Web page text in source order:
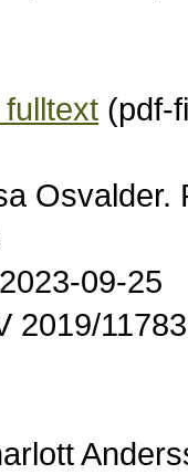
(pdf-
Osvalder.
2023-09-25
2019/